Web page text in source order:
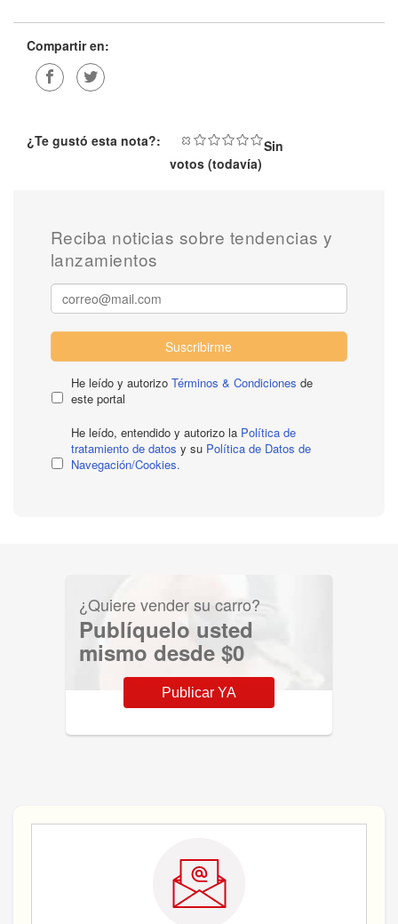
Compartir en:
¿Te gustó esta nota?:
Sin
votos (todavía)
Reciba noticias sobre tendencias y
lanzamientos
Suscribirme
He leído y autorizo Términos & Condiciones de
este portal
He leído, entendido y autorizo la Política de
tratamiento de datos y su Política de Datos de
Navegación/Cookies.
¿Quiere vender su carro?
Publíquelo usted
mismo desde $0
Publicar YA